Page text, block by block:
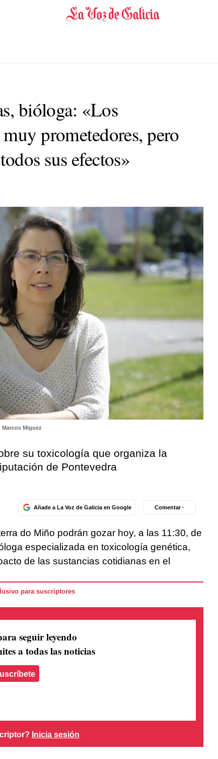
bióloga: «Los
prometedores, pero
sus efectos»
Marcos Miguez
su toxicología que organiza la
de Pontevedra
Añade a La Voz de Galicia en Google Comentar ·
do Miño podrán gozar hoy, a las 11:30, de
especializada en toxicología genética,
de las sustancias cotidianas en el
para suscriptores
seguir leyendo
a todas las noticias
Inicia sesión